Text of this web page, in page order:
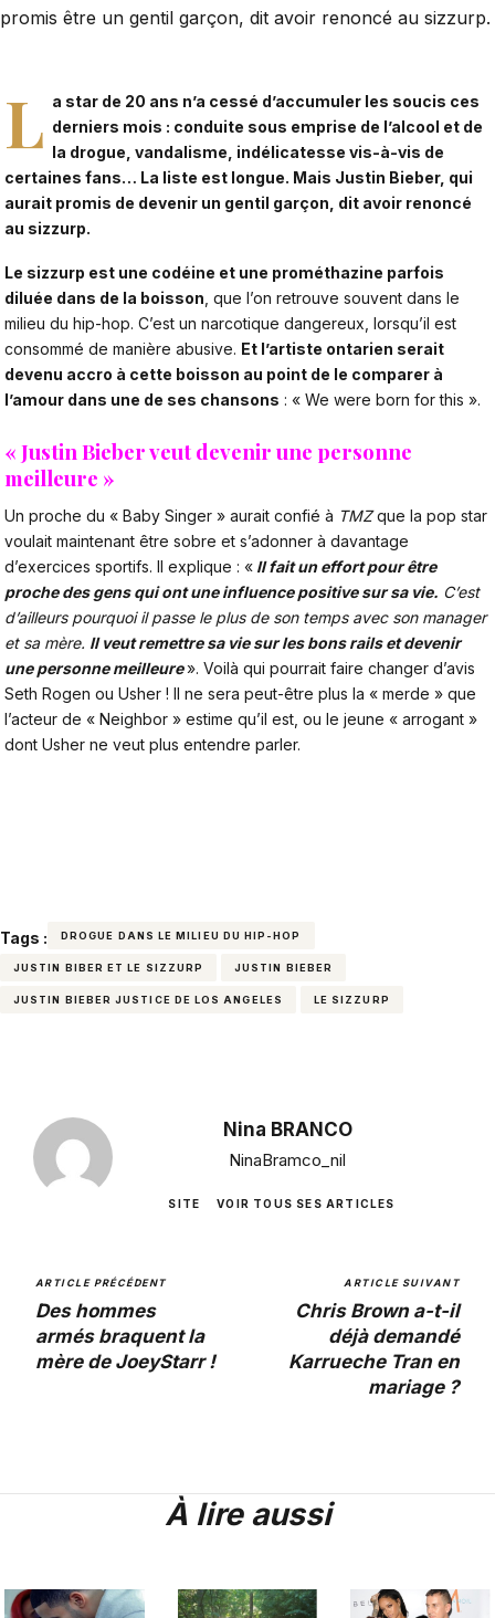
promis être un gentil garçon, dit avoir renoncé au sizzurp.
L a star de 20 ans n’a cessé d’accumuler les soucis ces
derniers mois : conduite sous emprise de l’alcool et de
la drogue, vandalisme, indélicatesse vis-à-vis de
certaines fans… La liste est longue. Mais Justin Bieber, qui
aurait promis de devenir un gentil garçon, dit avoir renoncé
au sizzurp.
Le sizzurp est une codéine et une prométhazine parfois
diluée dans de la boisson , que l’on retrouve souvent dans le
milieu du hip-hop. C’est un narcotique dangereux, lorsqu’il est
consommé de manière abusive. Et l’artiste ontarien serait
devenu accro à cette boisson au point de le comparer à
l’amour dans une de ses chansons : « We were born for this ».
« Justin Bieber veut devenir une personne
meilleure »
Un proche du « Baby Singer » aurait confié à TMZque la pop star
voulait maintenant être sobre et s’adonner à davantage
d’exercices sportifs. Il explique : « Il fait un effort pour être
proche des gens qui ont une influence positive sur sa vie. C’est
d’ailleurs pourquoi il passe le plus de son temps avec son manager
et sa mère. Il veut remettre sa vie sur les bons rails et devenir
une personne meilleure». Voilà qui pourrait faire changer d’avis
Seth Rogen ou Usher ! Il ne sera peut-être plus la « merde » que
l’acteur de « Neighbor » estime qu’il est , ou le jeune « arrogant »
dont Usher ne veut plus entendre parler.
Tags : DROGUE DANS LE MILIEU DU HIP-HOP
JUSTIN BIBER ET LE SIZZURP JUSTIN BIEBER
JUSTIN BIEBER JUSTICE DE LOS ANGELES LE SIZZURP
Nina BRANCO
NinaBramco_nil
SITE VOIR TOUS SES ARTICLES
ARTICLE PRÉCÉDENT
Des hommes
armés braquent la
mère de JoeyStarr !
ARTICLE SUIVANT
Chris Brown a-t-il
déjà demandé
Karrueche Tran en
mariage ?
À lire aussi